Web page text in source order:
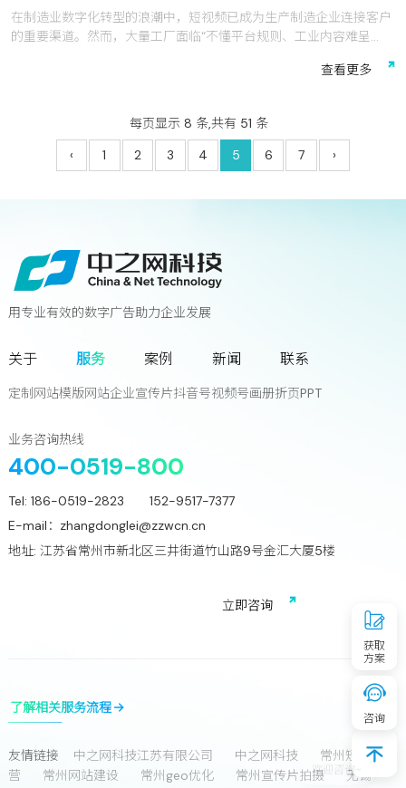
在制造业数字化转型的浪潮中，短视频已成为生产制造企业连接客户
的重要渠道。然而，大量工厂面临“不懂平台规则、工业内容难呈
限公司（以下简称“中之网科技”）深耕长三角制造业集群，凭借专业
查看更多
每页显示 8 条,共有 51 条
‹
1 2 3 4 5 6 7 ›
只差一次对话!
用专业有效的数字广告助力企业发展
获取
方案
咨询
关于 服务 案例 新闻 联系
定制网站模版网站企业宣传片抖音号视频号画册折页PPT
业务咨询热线
400-0519-800
Tel: 186-0519-2823 152-9517-7377
E-mail： zhangdonglei@zzwcn.cn
地址: 江苏省常州市新北区三井街道竹山路9号金汇大厦5楼
立即咨询
了解相关服务流程
友情链接 中之网科技江苏有限公司 中之网科技
常州短视频运
营
常州网站建设 常州geo优化 常州宣传片拍摄
无锡